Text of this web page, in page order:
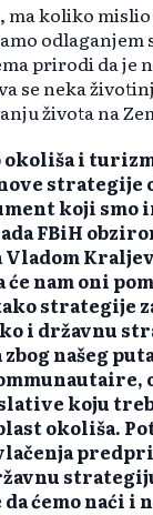
ma koliko
odlaganjem
prirodi da je
se neka
života na
i
strategije
koji smo
FBiH
nam oni
strategije
i državnu
našeg
koju
okoliša.
da ćemo naći i